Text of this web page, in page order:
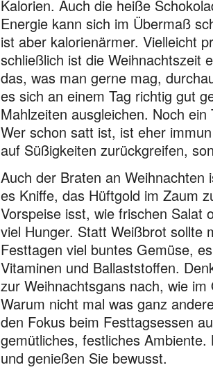
Kalorien. Auch die heiße
Energie kann sich im Übermaß
ist aber kalorienärmer. Vielleicht
schließlich ist die Weihnachtszeit
das, was man gerne mag,
es sich an einem Tag richtig gut
Mahlzeiten ausgleichen. Noch
Wer schon satt ist, ist eher
auf Süßigkeiten zurückgreifen,
Auch der Braten an
es Kniffe, das Hüftgold im Zaum
Vorspeise isst, wie frischen Salat
viel Hunger. Statt Weißbrot sollte
Festtagen viel buntes Gemüse,
Vitaminen und Ballast­stoffen.
zur Weihnachtsgans nach, wie
Warum nicht mal was ganz
den Fokus beim Festtagsessen
gemütliches, festliches
und genießen Sie bewusst.